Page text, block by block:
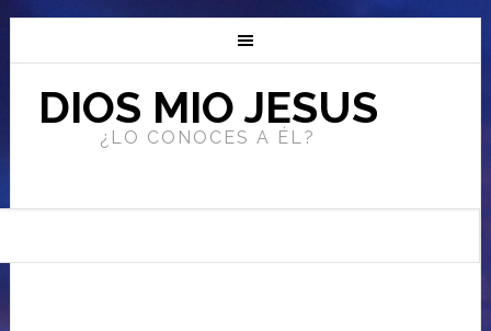
DIOS MIO JESUS
¿LO CONOCES A ÉL?